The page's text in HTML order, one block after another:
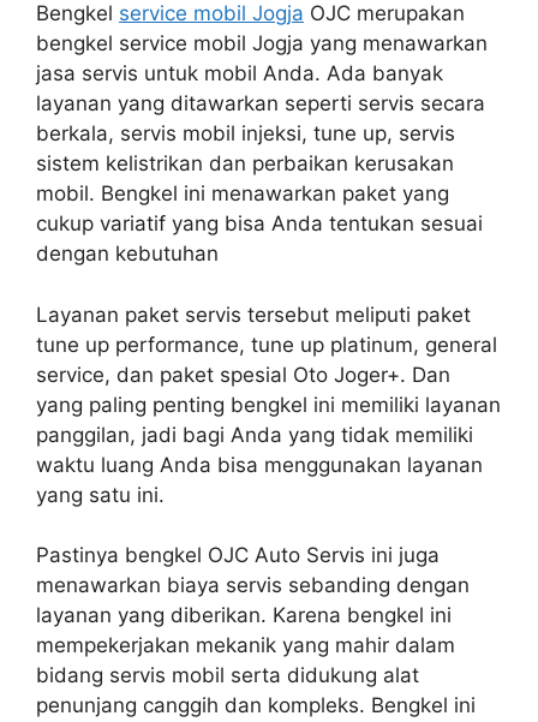
Bengkel service mobil Jogja OJC merupakan
bengkel service mobil Jogja yang menawarkan
jasa servis untuk mobil Anda. Ada banyak
layanan yang ditawarkan seperti servis secara
berkala, servis mobil injeksi, tune up, servis
sistem kelistrikan dan perbaikan kerusakan
mobil. Bengkel ini menawarkan paket yang
cukup variatif yang bisa Anda tentukan sesuai
dengan kebutuhan
Layanan paket servis tersebut meliputi paket
tune up performance, tune up platinum, general
service, dan paket spesial Oto Joger+. Dan
yang paling penting bengkel ini memiliki layanan
panggilan, jadi bagi Anda yang tidak memiliki
waktu luang Anda bisa menggunakan layanan
yang satu ini.
Pastinya bengkel OJC Auto Servis ini juga
menawarkan biaya servis sebanding dengan
layanan yang diberikan. Karena bengkel ini
mempekerjakan mekanik yang mahir dalam
bidang servis mobil serta didukung alat
penunjang canggih dan kompleks. Bengkel ini